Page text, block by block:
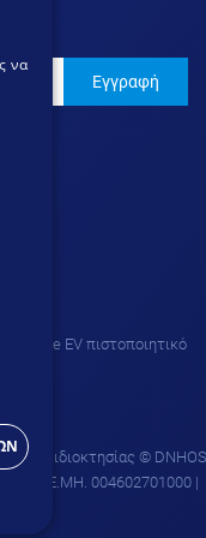
Εγγραφή
Thawte EV πιστοποιητικό
ιδιοκτησίας ©
AP. Γ.Ε.ΜΗ. 004602701000 |
να